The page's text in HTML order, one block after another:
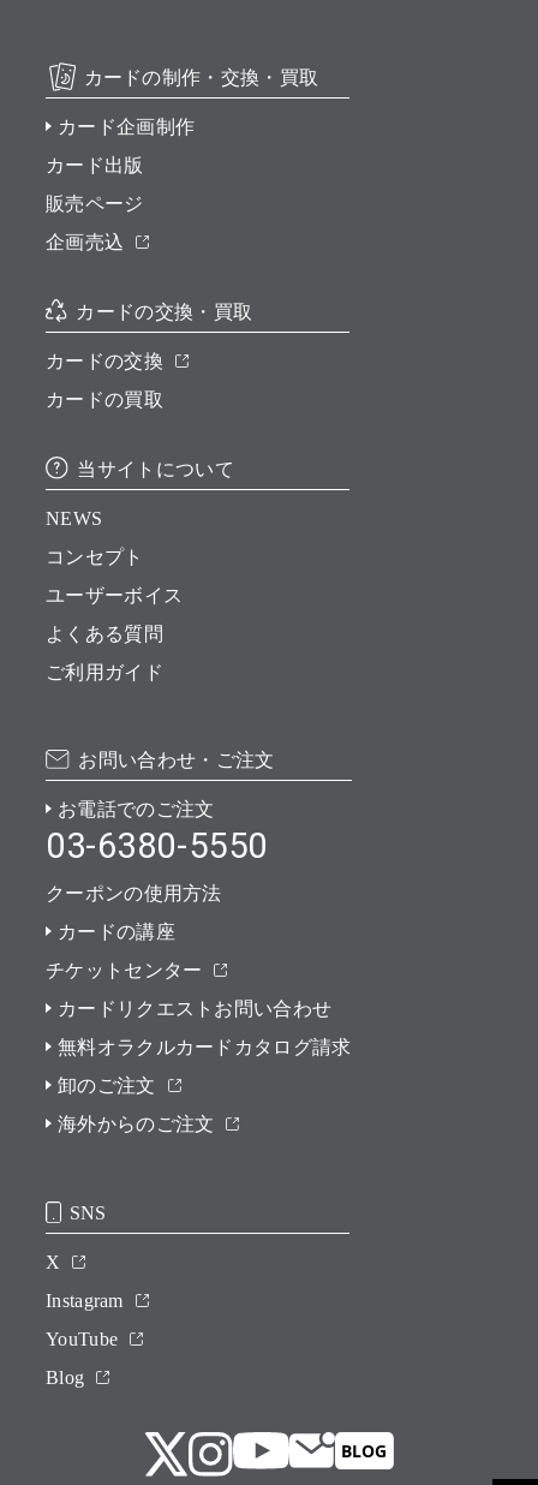
カードの制作・交換・買取
カード企画制作
カード出版
販売ページ
企画売込
カードの交換・買取
カードの交換
カードの買取
当サイトについて
NEWS
コンセプト
ユーザーボイス
よくある質問
ご利用ガイド
お問い合わせ・ご注文
お電話でのご注文
03-6380-5550
クーポンの使用方法
カードの講座
チケットセンター
カードリクエストお問い合わせ
無料オラクルカードカタログ請求
卸のご注文
海外からのご注文
SNS
X
Instagram
YouTube
Blog